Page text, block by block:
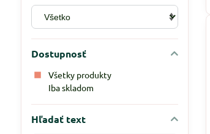
Dostupnosť
Všetky produkty
Iba skladom
Hľadať text